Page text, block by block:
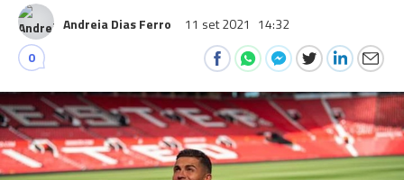
Andreia Dias Ferro 11 set 2021 14:32
0